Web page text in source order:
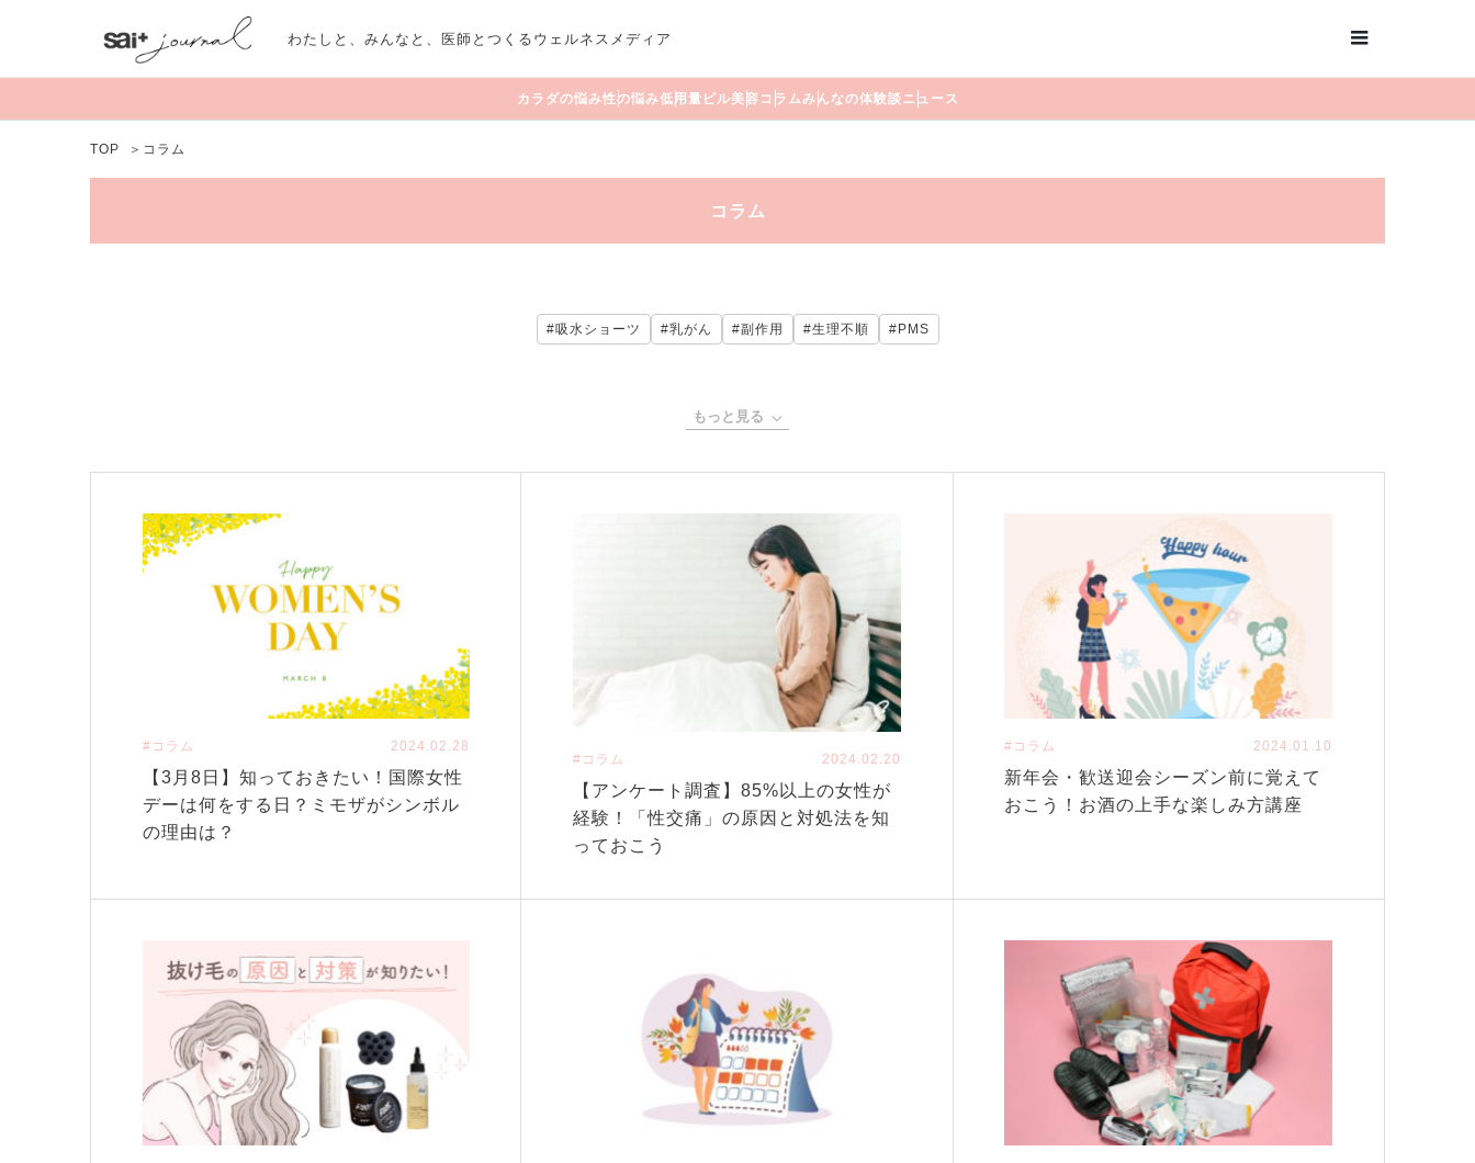
わたしと、みんなと、医師とつくるウェルネスメディア
カラダの悩み性の悩み低用量ピル美容 コラムみんなの体験談ニュース
TOP ＞ コラム
コラム
#吸水ショーツ #乳がん #副作用 #生理不順 #PMS
もっと見る
#コラム 2024.02.28
【3月8日】知っておきたい！国際女性
デーは何をする日？ミモザがシンボル
の理由は？
#コラム 2024.02.20
【アンケート調査】85%以上の女性が
経験！「性交痛」の原因と対処法を知
っておこう
#コラム 2024.01.10
新年会・歓送迎会シーズン前に覚えて
おこう！お酒の上手な楽しみ方講座